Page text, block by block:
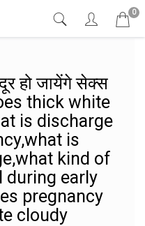
0
हो जायेंगे सेक्स
thick white
is discharge
is
kind of
during early
pregnancy
cloudy